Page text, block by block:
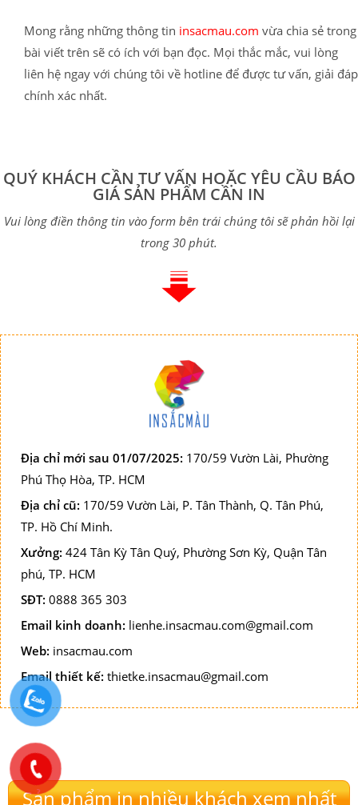
Mong rằng những thông tin insacmau.com vừa chia sẻ trong
bài viết trên sẽ có ích với bạn đọc. Mọi thắc mắc, vui lòng
liên hệ ngay với chúng tôi về hotline để được tư vấn, giải đáp
chính xác nhất.
QUÝ KHÁCH CẦN TƯ VẤN HOẶC YÊU CẦU BÁO
GIÁ SẢN PHẨM CẦN IN
Vui lòng điền thông tin vào form bên trái chúng tôi sẽ phản hồi lại
trong 30 phút.
Địa chỉ mới sau 01/07/2025: 170/59 Vườn Lài, Phường
Phú Thọ Hòa, TP. HCM
Địa chỉ cũ: 170/59 Vườn Lài, P. Tân Thành, Q. Tân Phú,
TP. Hồ Chí Minh.
Xưởng: 424 Tân Kỳ Tân Quý, Phường Sơn Kỳ, Quận Tân
phú, TP. HCM
SĐT: 0888 365 303
Email kinh doanh: lienhe.insacmau.com@gmail.com
Web: insacmau.com
Email thiết kế: thietke.insacmau@gmail.com
Sản phẩm in nhiều khách xem nhất